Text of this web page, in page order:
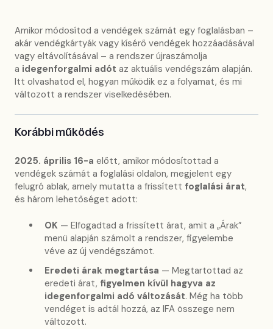
Amikor módosítod a vendégek számát egy foglalásban –
akár vendégkártyák vagy kísérő vendégek hozzáadásával
vagy eltávolításával – a rendszer újraszámolja
a idegenforgalmi adót az aktuális vendégszám alapján.
Itt olvashatod el, hogyan működik ez a folyamat, és mi
változott a rendszer viselkedésében.
Korábbi működés
2025. április 16-a előtt, amikor módosítottad a
vendégek számát a foglalási oldalon, megjelent egy
felugró ablak, amely mutatta a frissített foglalási árat,
és három lehetőséget adott:
OK — Elfogadtad a frissített árat, amit a „Árak”
menü alapján számolt a rendszer, figyelembe
véve az új vendégszámot.
Eredeti árak megtartása — Megtartottad az
eredeti árat, figyelmen kívül hagyva az
idegenforgalmi adó változását. Még ha több
vendéget is adtál hozzá, az IFA összege nem
változott.